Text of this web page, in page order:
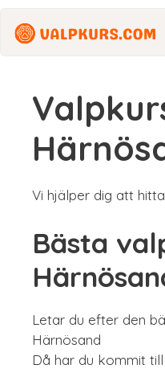
Hoppa
innehåll
Vi hjälper dig att
Bästa
Letar du efter den
Härnösand
Då har du kommit